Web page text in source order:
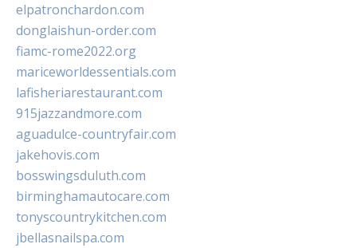
elpatronchardon.com
donglaishun-order.com
fiamc-rome2022.org
mariceworldessentials.com
lafisheriarestaurant.com
915jazzandmore.com
aguadulce-countryfair.com
jakehovis.com
bosswingsduluth.com
birminghamautocare.com
tonyscountrykitchen.com
jbellasnailspa.com